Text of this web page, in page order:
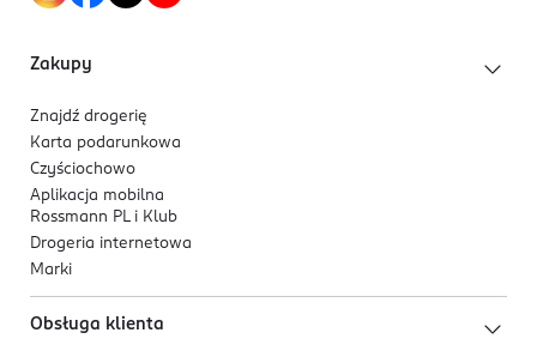
Nestlé Polska S.A
02-672
katarzyna.fiodor@pl.nestle.com
600204642
PL-Polska
8 445290 165664
Zakupy
Znajdź drogerię
Karta podarunkowa
Czyściochowo
Aplikacja mobilna
Rossmann PL i Klub
Drogeria internetowa
Marki
Obsługa klienta